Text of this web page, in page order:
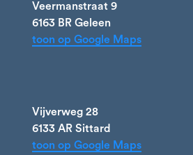
Veermanstraat 9
6163 BR Geleen
toon op Google Maps
Vijverweg 28
6133 AR Sittard
toon op Google Maps